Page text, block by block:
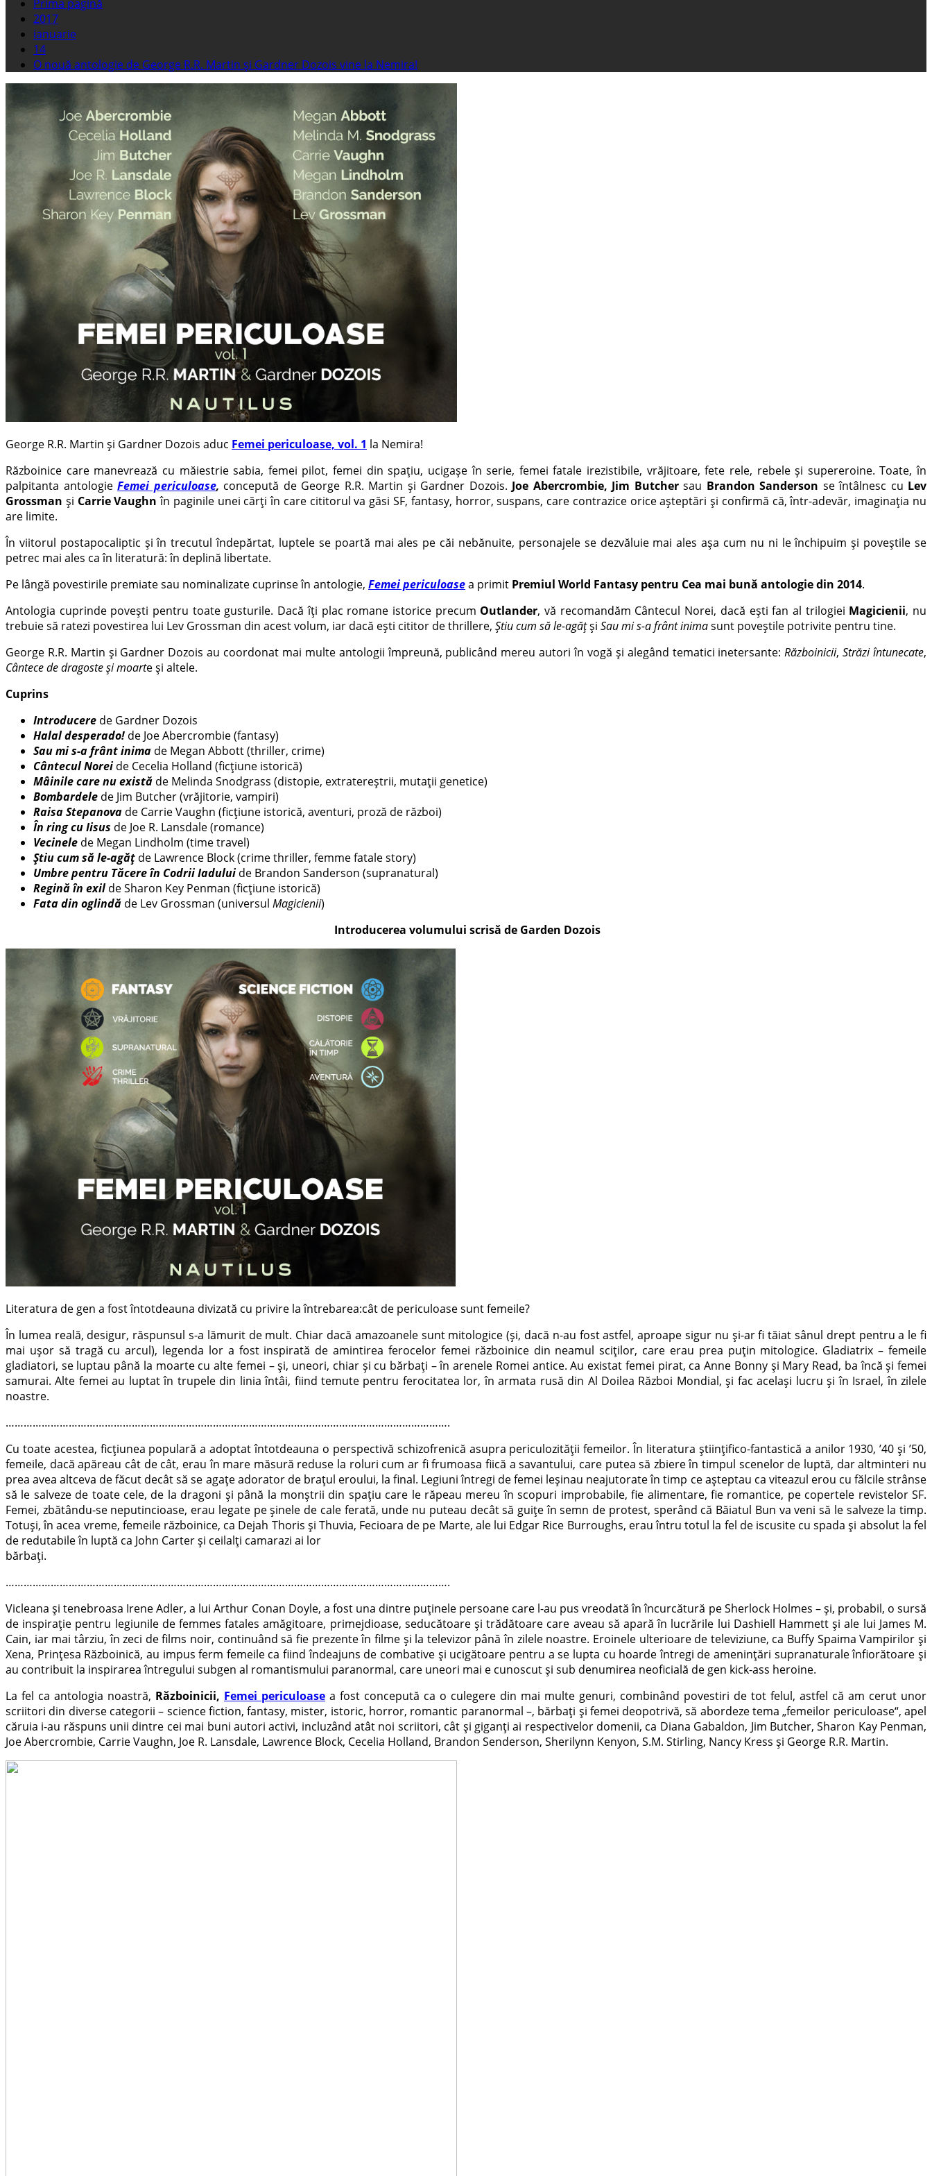
Prima pagină
2017
ianuarie
14
O nouă antologie de George R.R. Martin şi Gardner Dozois vine la Nemira!
George R.R. Martin şi Gardner Dozois aduc Femei periculoase, vol. 1 la Nemira!
Războinice care manevrează cu măiestrie sabia, femei pilot, femei din spațiu, ucigașe în serie, femei fatale irezistibile, vrăjitoare, fete rele, rebele și supereroine. Toate, în
palpitanta antologie Femei periculoase, concepută de George R.R. Martin și Gardner Dozois. Joe Abercrombie, Jim Butcher sau Brandon Sanderson se întâlnesc cu Lev
Grossman și Carrie Vaughn în paginile unei cărți în care cititorul va găsi SF, fantasy, horror, suspans, care contrazice orice așteptări și confirmă că, într-adevăr, imaginația nu
are limite.
În viitorul postapocaliptic și în trecutul îndepărtat, luptele se poartă mai ales pe căi nebănuite, personajele se dezvăluie mai ales așa cum nu ni le închipuim și poveștile se
petrec mai ales ca în literatură: în deplină libertate.
Pe lângă povestirile premiate sau nominalizate cuprinse în antologie, Femei periculoasea primit Premiul World Fantasy pentru Cea mai bună antologie din 2014.
Antologia cuprinde poveşti pentru toate gusturile. Dacă îţi plac romane istorice precum Outlander, vă recomandăm Cântecul Norei, dacă eşti fan al trilogiei Magicienii, nu
trebuie să ratezi povestirea lui Lev Grossman din acest volum, iar dacă eşti cititor de thrillere, Ştiu cum să le-agăţşi Sau mi s-a frânt inimasunt poveştile potrivite pentru tine.
George R.R. Martin și Gardner Dozois au coordonat mai multe antologii împreună, publicând mereu autori în vogă și alegând tematici inetersante:Războinicii,Străzi întunecate,
Cântece de dragoste și moarte și altele.
Cuprins
Introducere de Gardner Dozois
Halal desperado! de Joe Abercrombie (fantasy)
Sau mi s-a frânt inima de Megan Abbott (thriller, crime)
Cântecul Norei de Cecelia Holland (ficțiune istorică)
Mâinile care nu există de Melinda Snodgrass (distopie, extratereștrii, mutații genetice)
Bombardele de Jim Butcher (vrăjitorie, vampiri)
Raisa Stepanova de Carrie Vaughn (ficțiune istorică, aventuri, proză de război)
În ring cu Iisus de Joe R. Lansdale (romance)
Vecinele de Megan Lindholm (time travel)
Știu cum să le-agăţ de Lawrence Block (crime thriller, femme fatale story)
Umbre pentru Tăcere în Codrii Iadului de Brandon Sanderson (supranatural)
Regină în exilde Sharon Key Penman (ficțiune istorică)
Fata din oglindă de Lev Grossman (universul Magicienii)
Introducerea volumului scrisă de Garden Dozois
Literatura de gen a fost întotdeauna divizată cu privire la întrebarea:cât de periculoase sunt femeile?
În lumea reală, desigur, răspunsul s-a lămurit de mult. Chiar dacă amazoanele sunt mitologice (şi, dacă n-au fost astfel, aproape sigur nu şi-ar fi tăiat sânul drept pentru a le fi
mai uşor să tragă cu arcul), legenda lor a fost inspirată de amintirea ferocelor femei războinice din neamul sciţilor, care erau prea puţin mitologice. Gladiatrix – femeile
gladiatori, se luptau până la moarte cu alte femei – şi, uneori, chiar şi cu bărbaţi – în arenele Romei antice. Au existat femei pirat, ca Anne Bonny şi Mary Read, ba încă şi femei
samurai. Alte femei au luptat în trupele din linia întâi, fiind temute pentru ferocitatea lor, în armata rusă din Al Doilea Război Mondial, şi fac acelaşi lucru şi în Israel, în zilele
noastre.
………………………………………………………………………………………………………………………………….
Cu toate acestea, ficţiunea populară a adoptat întotdeauna o perspectivă schizofrenică asupra periculozităţii femeilor. În literatura știinţifico-fantastică a anilor 1930, ’40 şi ’50,
femeile, dacă apăreau cât de cât, erau în mare măsură reduse la roluri cum ar fi frumoasa fiică a savantului, care putea să zbiere în timpul scenelor de luptă, dar altminteri nu
prea avea altceva de făcut decât să se agaţe adorator de braţul eroului, la final. Legiuni întregi de femei leşinau neajutorate în timp ce aşteptau ca viteazul erou cu fălcile strânse
să le salveze de toate cele, de la dragoni şi până la monştrii din spaţiu care le răpeau mereu în scopuri improbabile, fie alimentare, fie romantice, pe copertele revistelor SF.
Femei, zbătându-se neputincioase, erau legate pe şinele de cale ferată, unde nu puteau decât să guiţe în semn de protest, sperând că Băiatul Bun va veni să le salveze la timp.
Totuşi, în acea vreme, femeile războinice, ca Dejah Thoris şi Thuvia, Fecioara de pe Marte, ale lui Edgar Rice Burroughs, erau întru totul la fel de iscusite cu spada şi absolut la fel
de redutabile în luptă ca John Carter şi ceilalţi camarazi ai lor
bărbaţi.
………………………………………………………………………………………………………………………………….
Vicleana şi tenebroasa Irene Adler, a lui Arthur Conan Doyle, a fost una dintre puţinele persoane care l-au pus vreodată în încurcătură pe Sherlock Holmes – şi, probabil, o sursă
de inspiraţie pentru legiunile de femmes fatales amăgitoare, primejdioase, seducătoare şi trădătoare care aveau să apară în lucrările lui Dashiell Hammett şi ale lui James M.
Cain, iar mai târziu, în zeci de films noir, continuând să fie prezente în filme şi la televizor până în zilele noastre. Eroinele ulterioare de televiziune, ca Buffy Spaima Vampirilor şi
Xena, Prinţesa Războinică, au impus ferm femeile ca fiind îndeajuns de combative şi ucigătoare pentru a se lupta cu hoarde întregi de ameninţări supranaturale înfiorătoare şi
au contribuit la inspirarea întregului subgen al romantismului paranormal, care uneori mai e cunoscut şi sub denumirea neoficială de gen kick-ass heroine.
La fel ca antologia noastră, Războinicii, Femei periculoase a fost concepută ca o culegere din mai multe genuri, combinând povestiri de tot felul, astfel că am cerut unor
scriitori din diverse categorii – science fiction, fantasy, mister, istoric, horror, romantic paranormal –, bărbaţi şi femei deopotrivă, să abordeze tema „femeilor periculoase“, apel
căruia i-au răspuns unii dintre cei mai buni autori activi, incluzând atât noi scriitori, cât şi giganţi ai respectivelor domenii, ca Diana Gabaldon, Jim Butcher, Sharon Kay Penman,
Joe Abercrombie, Carrie Vaughn, Joe R. Lansdale, Lawrence Block, Cecelia Holland, Brandon Senderson, Sherilynn Kenyon, S.M. Stirling, Nancy Kress şi George R.R. Martin.